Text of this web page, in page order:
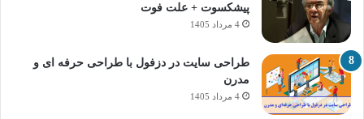
پیشکسوت + علت فوت
4 مرداد 1405
طراحی سایت در دزفول با طراحی حرفه‌ ای و
مدرن
4 مرداد 1405